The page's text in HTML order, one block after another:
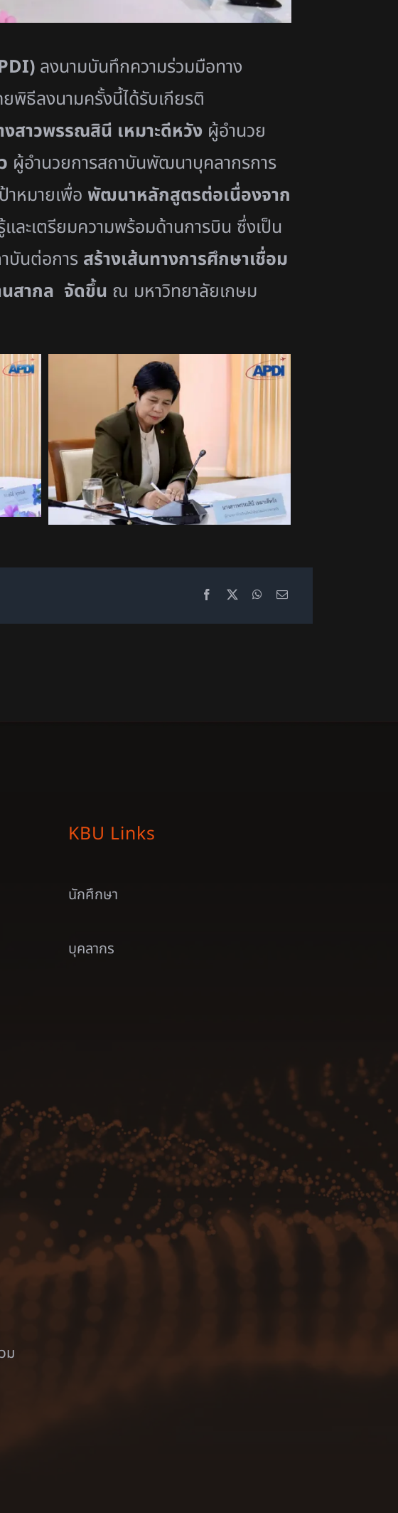
ลงนามบันทึกความร่วมมือทาง
พิธีลงนามครั้งนี้ได้รับเกียรติ
งสาวพรรณสินี เหมาะดีหวังผู้อำนวย
ผู้อำนวยการสถาบันพัฒนาบุคลากรการ
าหมายเพื่อ พัฒนาหลักสูตรต่อเนื่องจาก
และเตรียมความพร้อมด้านการบิน ซึ่งเป็น
บันต่อการ สร้างเส้นทางการศึกษาเชื่อม
นสากล จัดขึ้น ณ มหาวิทยาลัยเกษม
ม
KBU Links
นักศึกษา
บุคลากร